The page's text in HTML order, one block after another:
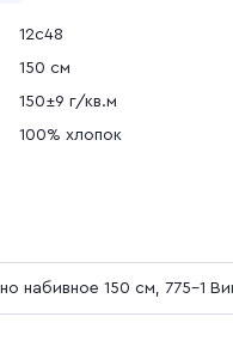
12с48
150 см
150±9 г/кв.м
100% хлопок
набивное 150 см, 775-1